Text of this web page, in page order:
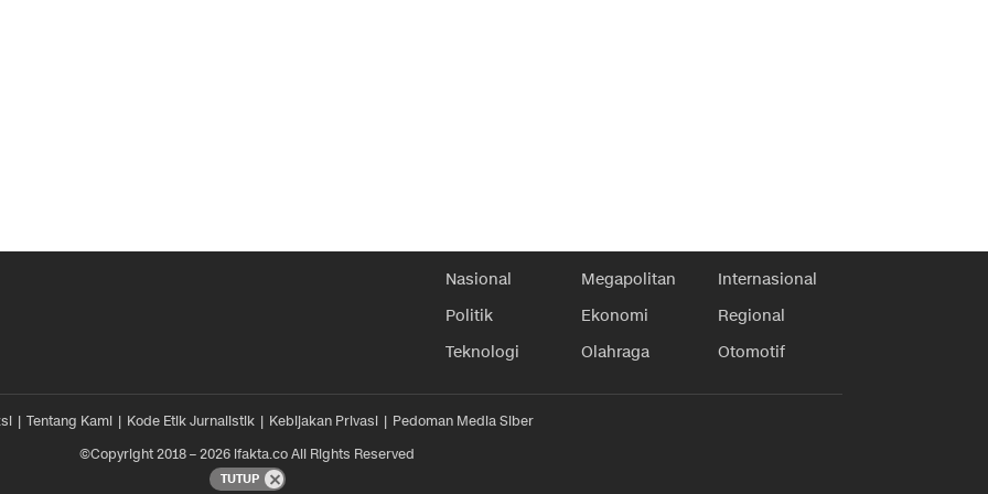
Nasional Megapolitan
Internasional
Politik
Ekonomi
Regional
Teknologi
Olahraga Otomotif
Tentang Kami Kode Etik Jurnalistik Kebijakan Privasi
Pedoman Media Siber
©Copyright 2018 – 2026 ifakta.co All Rights Reserved
TUTUP